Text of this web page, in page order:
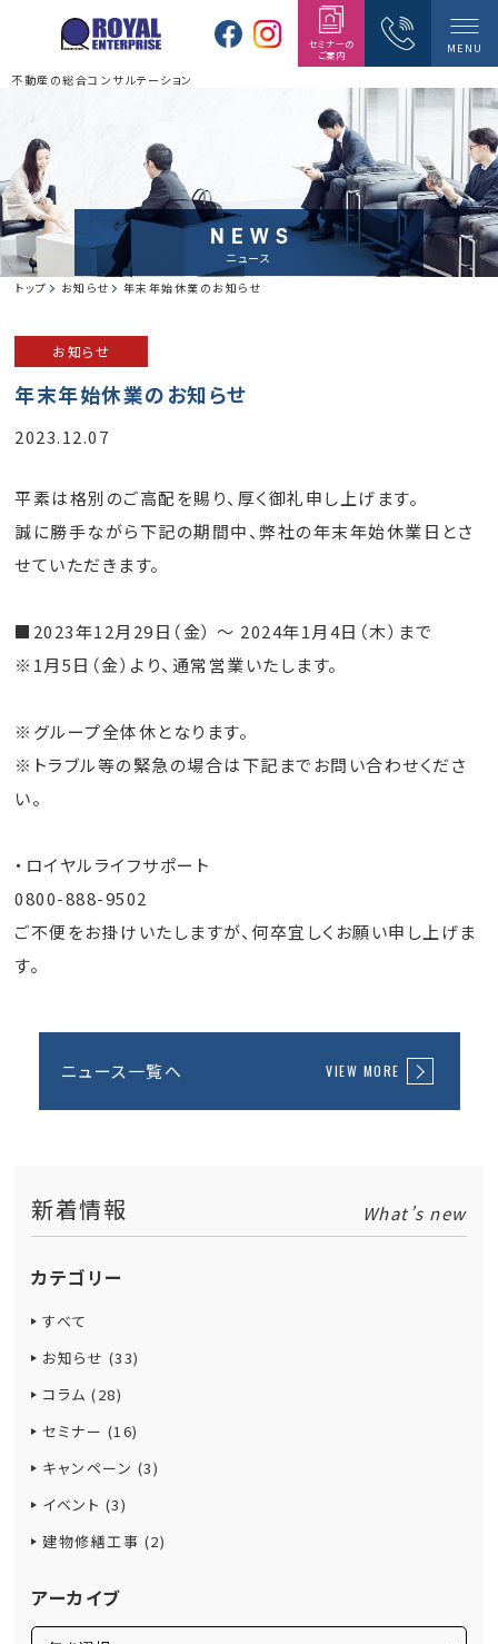
MENU
セミナーの
ご案内
不動産の総合コンサルテーション
NEWS
ニュース
トップ
お知らせ 年末年始休業のお知らせ
新着情報 What’s new
カテゴリー
すべて
お知らせ (33)
コラム (28)
セミナー (16)
キャンペーン (3)
イベント (3)
建物修繕工事 (2)
アーカイブ
お知らせ
年末年始休業のお知らせ
2023.12.07
平素は格別のご高配を賜り、厚く御礼申し上げます。
誠に勝手ながら下記の期間中、弊社の年末年始休業日とさ
せていただきます。
■2023年12月29日（金） 〜 2024年1月4日（木）まで
※1月5日（金）より、通常営業いたします。
※グループ全体休となります。
※トラブル等の緊急の場合は下記までお問い合わせくださ
い。
・ロイヤルライフサポート
0800-888-9502
ご不便をお掛けいたしますが、何卒宜しくお願い申し上げま
す。
ニュース一覧へ VIEW MORE